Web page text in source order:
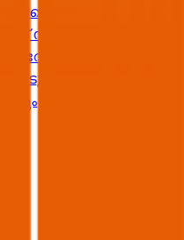
സിസ്റ്റം
അക്കാദമിയും